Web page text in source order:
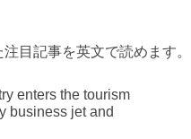
目記事を英文で読めます。
enters the tourism
business jet and